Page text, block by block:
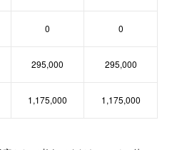
0 0
295,000 295,000
1,175,000 1,175,000